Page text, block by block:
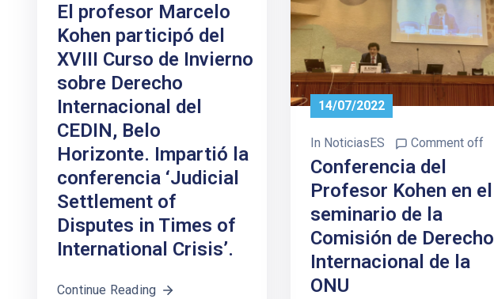
El profesor Marcelo
Kohen participó del
XVIII Curso de Invierno
sobre Derecho
Internacional del
CEDIN, Belo
Horizonte. Impartió la
conferencia ‘Judicial
Settlement of
Disputes in Times of
International Crisis’.
Continue Reading
14/07/2022
In NoticiasES Comment off
Conferencia del
Profesor Kohen en el
seminario de la
Comisión de Derecho
Internacional de la
ONU